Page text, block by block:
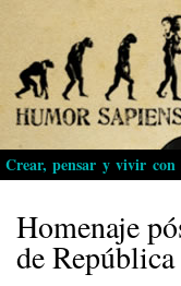
Crear, pensar y vivir
Homenaje
de